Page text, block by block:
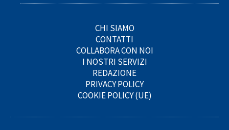
CHI SIAMO
CONTATTI
COLLABORA CON NOI
I NOSTRI SERVIZI
REDAZIONE
PRIVACY POLICY
COOKIE POLICY (UE)